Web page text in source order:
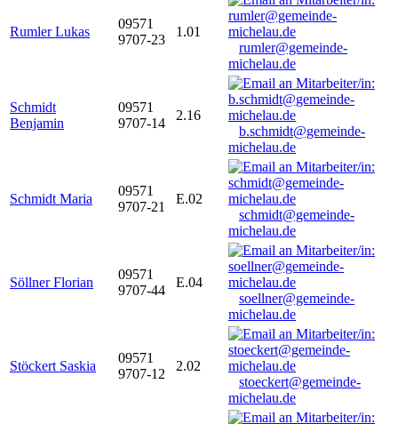
Rumler Lukas
09571
9707-23
1.01
rumler@gemeinde-
michelau.de
Schmidt
Benjamin
09571
9707-14
2.16
b.schmidt@gemeinde-
michelau.de
Schmidt Maria
09571
9707-21
E.02
schmidt@gemeinde-
michelau.de
Söllner Florian
09571
9707-44
E.04
soellner@gemeinde-
michelau.de
Stöckert Saskia
09571
9707-12
2.02
stoeckert@gemeinde-
michelau.de